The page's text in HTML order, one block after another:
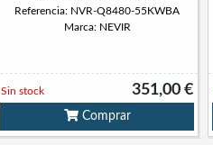
Referencia: NVR-Q8480-55KWBA
Marca: NEVIR
351,00 €
Sin stock
Comprar